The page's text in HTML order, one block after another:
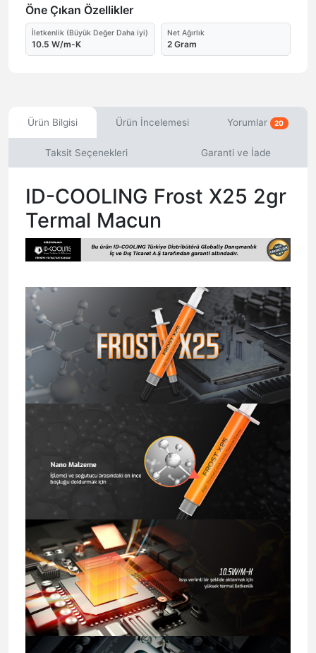
Öne Çıkan Özellikler
İletkenlik (Büyük Değer Daha iyi)
10.5 W/m-K
Net Ağırlık
2 Gram
Ürün Bilgisi Ürün İncelemesi Yorumlar 20
Taksit Seçenekleri Garanti ve İade
ID-COOLING Frost X25 2gr
Termal Macun